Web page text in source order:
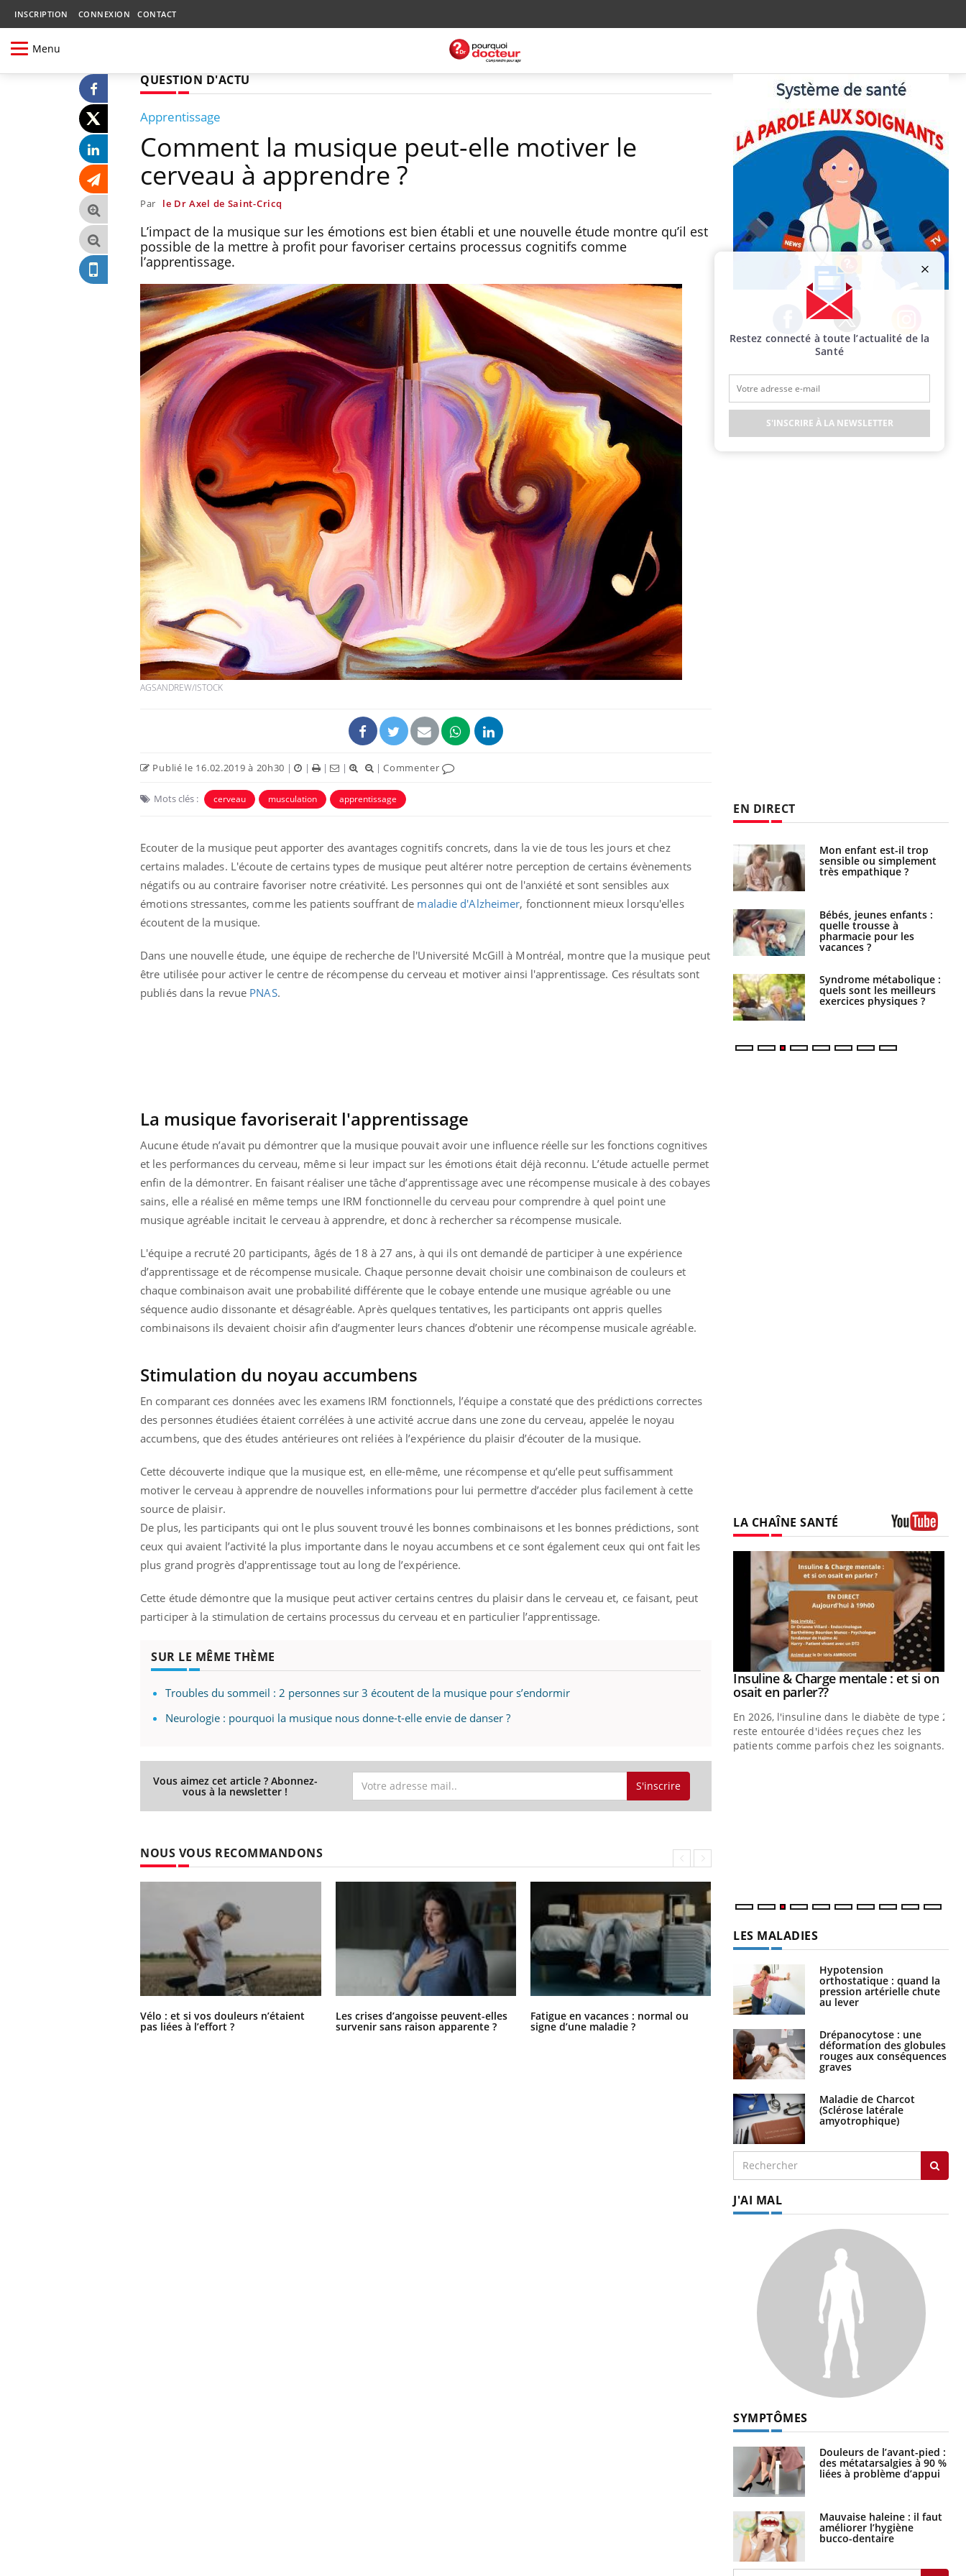
INSCRIPTION CONNEXION CONTACT
Menu
QUESTION D'ACTU
Apprentissage
Comment la musique peut-elle motiver le
cerveau à apprendre ?
Par le Dr Axel de Saint-Cricq
L’impact de la musique sur les émotions est bien établi et une nouvelle étude montre qu’il est
possible de la mettre à profit pour favoriser certains processus cognitifs comme
l’apprentissage.
AGSANDREW/ISTOCK
Publié le 16.02.2019 à 20h30 | | | | |Commenter
Mots clés : cerveau musculation apprentissage
Ecouter de la musique peut apporter des avantages cognitifs concrets, dans la vie de tous les jours et chez
certains malades. L'écoute de certains types de musique peut altérer notre perception de certains évènements
négatifs ou au contraire favoriser notre créativité. Les personnes qui ont de l'anxiété et sont sensibles aux
émotions stressantes, comme les patients souffrant de maladie d'Alzheimer, fonctionnent mieux lorsqu'elles
écoutent de la musique.
Dans une nouvelle étude, une équipe de recherche de l'Université McGill à Montréal, montre que la musique peut
être utilisée pour activer le centre de récompense du cerveau et motiver ainsi l'apprentissage. Ces résultats sont
publiés dans la revue PNAS.
La musique favoriserait l'apprentissage
Aucune étude n’avait pu démontrer que la musique pouvait avoir une influence réelle sur les fonctions cognitives
et les performances du cerveau, même si leur impact sur les émotions était déjà reconnu. L’étude actuelle permet
enfin de la démontrer. En faisant réaliser une tâche d’apprentissage avec une récompense musicale à des cobayes
sains, elle a réalisé en même temps une IRM fonctionnelle du cerveau pour comprendre à quel point une
musique agréable incitait le cerveau à apprendre, et donc à rechercher sa récompense musicale.
L'équipe a recruté 20 participants, âgés de 18 à 27 ans, à qui ils ont demandé de participer à une expérience
d’apprentissage et de récompense musicale. Chaque personne devait choisir une combinaison de couleurs et
chaque combinaison avait une probabilité différente que le cobaye entende une musique agréable ou une
séquence audio dissonante et désagréable. Après quelques tentatives, les participants ont appris quelles
combinaisons ils devaient choisir afin d’augmenter leurs chances d’obtenir une récompense musicale agréable.
Stimulation du noyau accumbens
En comparant ces données avec les examens IRM fonctionnels, l’équipe a constaté que des prédictions correctes
des personnes étudiées étaient corrélées à une activité accrue dans une zone du cerveau, appelée le noyau
accumbens, que des études antérieures ont reliées à l’expérience du plaisir d’écouter de la musique.
Cette découverte indique que la musique est, en elle-même, une récompense et qu’elle peut suffisamment
motiver le cerveau à apprendre de nouvelles informations pour lui permettre d’accéder plus facilement à cette
source de plaisir.
De plus, les participants qui ont le plus souvent trouvé les bonnes combinaisons et les bonnes prédictions, sont
ceux qui avaient l’activité la plus importante dans le noyau accumbens et ce sont également ceux qui ont fait les
plus grand progrès d'apprentissage tout au long de l’expérience.
Cette étude démontre que la musique peut activer certains centres du plaisir dans le cerveau et, ce faisant, peut
participer à la stimulation de certains processus du cerveau et en particulier l’apprentissage.
SUR LE MÊME THÈME
Troubles du sommeil : 2 personnes sur 3 écoutent de la musique pour s’endormir
Neurologie : pourquoi la musique nous donne-t-elle envie de danser ?
Vous aimez cet article ? Abonnez-
vous à la newsletter ! S'inscrire
NOUS VOUS RECOMMANDONS
Vélo : et si vos douleurs n’étaient
pas liées à l’effort ?
Les crises d’angoisse peuvent-elles
survenir sans raison apparente ?
Fatigue en vacances : normal ou
signe d’une maladie ?
Et si les caries pouvaient bientôt
Facebook Twitter Instagram
EN DIRECT
Vélo : et si vos douleurs
n’étaient pas liées à
l’effort ?
Fatigue en vacances :
Et si les caries pouvaient
bientôt disparaître sans
plombage ?
Éclipse solaire du 12 août
Les troubles du sommeil
Mon enfant est-il trop
sensible ou simplement
très empathique ?
Bébés, jeunes enfants :
quelle trousse à
pharmacie pour les
vacances ?
Syndrome métabolique :
quels sont les meilleurs
exercices physiques ?
LA CHAÎNE SANTÉ
expliquer ma maladieYoutube
Il y a des sujets qui sont faciles à aborder...
montrer ...
prévenirYoutube
Fatigue, irritabilité, brouillard mental ou
...
Youtube
Insuline & Charge mentale : et si on
osait en parler??Youtube
En 2026, l'insuline dans le diabète de type 2
reste entourée d'idées reçues chez les
patients comme parfois chez les soignants.
LES MALADIES
Hypotension
orthostatique : quand la
pression artérielle chute
au lever
Drépanocytose : une
déformation des globules
rouges aux conséquences
graves
Maladie de Charcot
(Sclérose latérale
amyotrophique)
J'AI MAL
SYMPTÔMES
Douleurs de l’avant-pied :
des métatarsalgies à 90 %
liées à problème d’appui
Mauvaise haleine : il faut
améliorer l’hygiène
bucco-dentaire
Restez connecté à toute l’actualité de la
Santé
S'INSCRIRE À LA NEWSLETTER